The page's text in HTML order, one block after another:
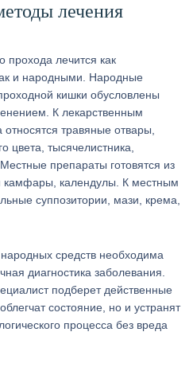
лечения
прохода лечится как
и народными. Народные
кишки обусловлены
К лекарственным
травяные отвары,
цвета, тысячелистника,
препараты готовятся из
камфары, календулы. К местным
суппозитории, мази, крема,
средств необходима
диагностика заболевания.
подберет действенные
состояние, но и устранят
процесса без вреда